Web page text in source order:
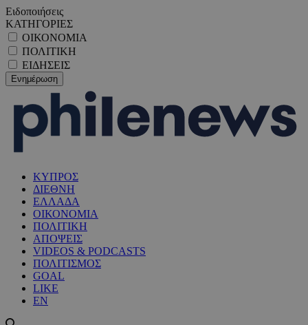
Ειδοποιήσεις
ΚΑΤΗΓΟΡΙΕΣ
ΟΙΚΟΝΟΜΙΑ
ΠΟΛΙΤΙΚΗ
ΕΙΔΗΣΕΙΣ
ΚΥΠΡΟΣ
ΔΙΕΘΝΗ
ΕΛΛΑΔΑ
ΟΙΚΟΝΟΜΙΑ
ΠΟΛΙΤΙΚΗ
ΑΠΟΨΕΙΣ
VIDEOS & PODCASTS
ΠΟΛΙΤΙΣΜΟΣ
GOAL
LIKE
EN